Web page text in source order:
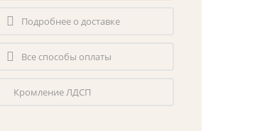
Подробнее о доставке
Все способы оплаты
Кромление ЛДСП